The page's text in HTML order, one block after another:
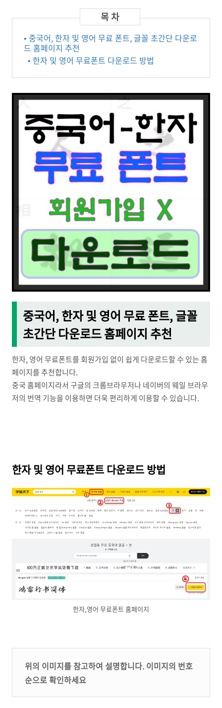
• 중국어, 한자 및 영어 무료 폰트, 글꼴 초간단 다운로
드 홈페이지 추천
• 한자 및 영어 무료폰트 다운로드 방법
중국어, 한자 및 영어 무료 폰트, 글꼴
초간단 다운로드 홈페이지 추천
한자, 영어 무료폰트를 회원가입 없이 쉽게 다운로드할 수 있는 홈
페이지를 추천합니다.
중국 홈페이지라서 구글의 크롬브라우저나 네이버의 웨일 브라우
저의 번역 기능을 이용하면 더욱 편리하게 이용할 수 있습니다.
한자 및 영어 무료폰트 다운로드 방법
한자,영어 무료폰트 홈페이지
위의 이미지를 참고하여 설명합니다. 이미지의 번호
순으로 확인하세요